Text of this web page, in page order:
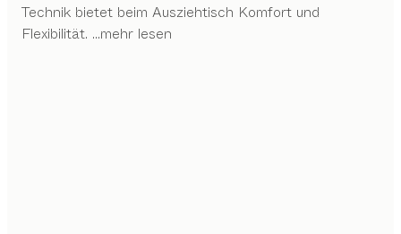
Technik bietet beim Ausziehtisch Komfort und
Flexibilität. ...mehr lesen